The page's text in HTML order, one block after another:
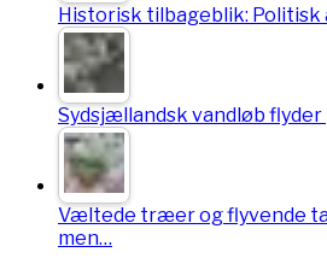
Historisk tilbageblik: Politisk
Sydsjællandsk vandløb flyder
Væltede træer og flyvende
men…